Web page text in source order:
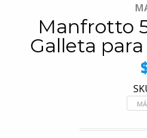
Manfrotto
Galleta